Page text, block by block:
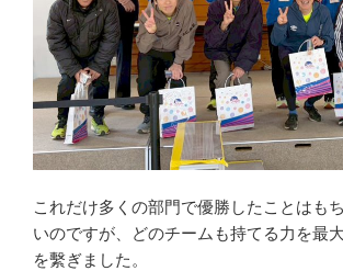
これだけ多くの部門で優勝したことはも
いのですが、どのチームも持てる力を最
を繫ぎました。